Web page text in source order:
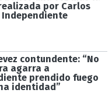
por Carlos
Independiente
contundente: “No
agarra a
prendido fuego
identidad”